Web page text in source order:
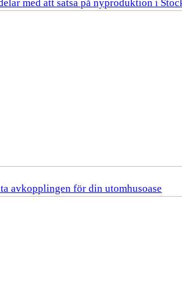
med att satsa på nyproduktion i
avkopplingen för din utomhusoase